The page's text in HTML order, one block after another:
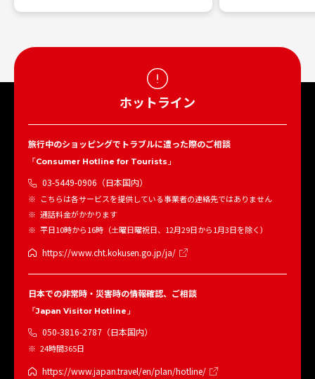
ホットライン
旅行中のショッピングでトラブルに遭った際のご相談
「Consumer Hotline for Tourists」
03-5449-0906（日本国内）
こちらは各サービスを提供している事業者の連絡先ではありません
通話料金がかかります
平日10時から16時（土曜日曜祝日、12月29日から1月3日を除く）
https://www.cht.kokusen.go.jp/ja/
日本での非常時・災害時の情報確認、ご相談
「Japan Visitor Hotline」
050-3816-2787（日本国内）
24時間365日
https://www.japan.travel/en/plan/hotline/